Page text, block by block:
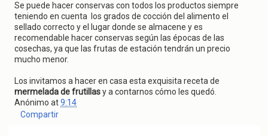
Se puede hacer conservas con todos los productos siempre
teniendo en cuenta los grados de cocción del alimento el
sellado correcto y el lugar donde se almacene y es
recomendable hacer conservas según las épocas de las
cosechas, ya que las frutas de estación tendrán un precio
mucho menor.
Los invitamos a hacer en casa esta exquisita receta de
mermelada de frutillasy a contarnos cómo les quedó.
Anónimo at9:14
Compartir